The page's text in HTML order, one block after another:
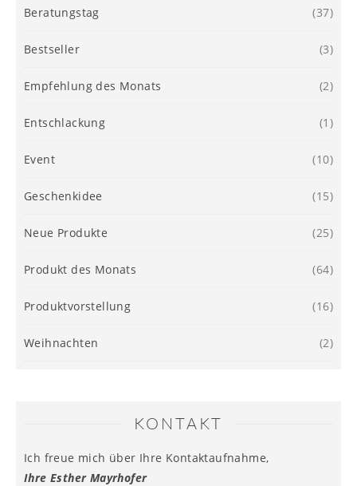
Beratungstag (37)
Bestseller (3)
Empfehlung des Monats (2)
Entschlackung (1)
Event (10)
Geschenkidee (15)
Neue Produkte (25)
Produkt des Monats (64)
Produktvorstellung (16)
Weihnachten (2)
KONTAKT
Ich freue mich über Ihre Kontaktaufnahme,
Ihre Esther Mayrhofer